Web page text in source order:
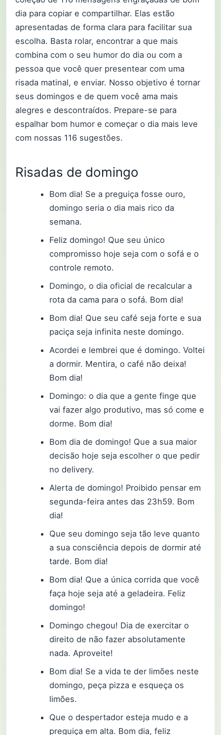
dia para copiar e compartilhar. Elas estão
apresentadas de forma clara para facilitar sua
escolha. Basta rolar, encontrar a que mais
combina com o seu humor do dia ou com a
pessoa que você quer presentear com uma
risada matinal, e enviar. Nosso objetivo é tornar
seus domingos e de quem você ama mais
alegres e descontraídos. Prepare-se para
espalhar bom humor e começar o dia mais leve
com nossas 116 sugestões.
Risadas de domingo
Bom dia! Se a preguiça fosse ouro,
domingo seria o dia mais rico da
semana.
Feliz domingo! Que seu único
compromisso hoje seja com o sofá e o
controle remoto.
Domingo, o dia oficial de recalcular a
rota da cama para o sofá. Bom dia!
Bom dia! Que seu café seja forte e sua
paciça seja infinita neste domingo.
Acordei e lembrei que é domingo. Voltei
a dormir. Mentira, o café não deixa!
Bom dia!
Domingo: o dia que a gente finge que
vai fazer algo produtivo, mas só come e
dorme. Bom dia!
Bom dia de domingo! Que a sua maior
decisão hoje seja escolher o que pedir
no delivery.
Alerta de domingo! Proibido pensar em
segunda-feira antes das 23h59. Bom
dia!
Que seu domingo seja tão leve quanto
a sua consciência depois de dormir até
tarde. Bom dia!
Bom dia! Que a única corrida que você
faça hoje seja até a geladeira. Feliz
domingo!
Domingo chegou! Dia de exercitar o
direito de não fazer absolutamente
nada. Aproveite!
Bom dia! Se a vida te der limões neste
domingo, peça pizza e esqueça os
limões.
Que o despertador esteja mudo e a
preguiça em alta. Bom dia, feliz